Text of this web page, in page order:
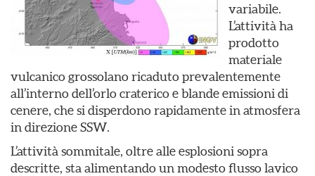
variabile.
L’attività ha
prodotto
materiale
vulcanico grossolano ricaduto prevalentemente
all’interno dell’orlo craterico e blande emissioni di
cenere, che si disperdono rapidamente in atmosfera
in direzione SSW.
L’attività sommitale, oltre alle esplosioni sopra
descritte, sta alimentando un modesto flusso lavico